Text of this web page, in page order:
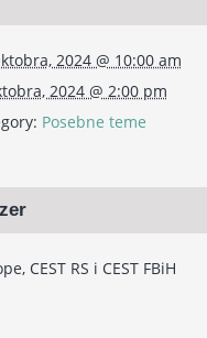
2024 @ 10:00 am
2024 @ 2:00 pm
Posebne teme
CEST RS i CEST FBiH